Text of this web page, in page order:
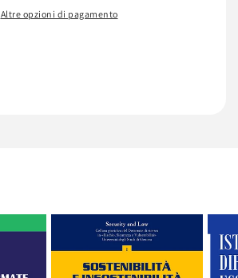
Altre opzioni di pagamento